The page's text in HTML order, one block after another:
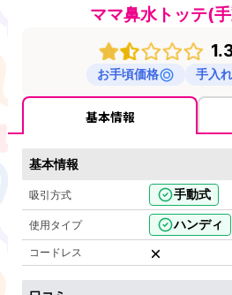
ママ鼻水トッテ(
お手頃価格 手入
基本情報
基本情報
吸引方式 手動式
使用タイプ ハンディ
コードレス